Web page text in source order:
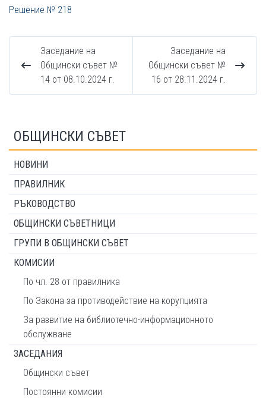
Решение № 218
Заседание на
Общински съвет №
14 от 08.10.2024 г.
Заседание на
Общински съвет №
16 от 28.11.2024 г.
ОБЩИНСКИ СЪВЕТ
НОВИНИ
ПРАВИЛНИК
РЪКОВОДСТВО
ОБЩИНСКИ СЪВЕТНИЦИ
ГРУПИ В ОБЩИНСКИ СЪВЕТ
КОМИСИИ
По чл. 28 от правилника
По Закона за противодействие на корупцията
За развитие на библиотечно-информационното
обслужване
ЗАСЕДАНИЯ
Общински съвет
Постоянни комисии